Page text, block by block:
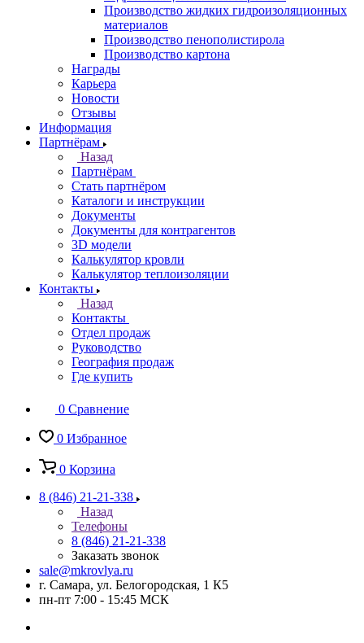
Производство жидких гидроизоляционных
материалов
Производство пенополистирола
Производство картона
Награды
Карьера
Новости
Отзывы
Информация
Партнёрам
Назад
Партнёрам
Стать партнёром
Каталоги и инструкции
Документы
Документы для контрагентов
3D модели
Калькулятор кровли
Калькулятор теплоизоляции
Контакты
Назад
Контакты
Отдел продаж
Руководство
География продаж
Где купить
0 Сравнение
0 Избранное
0 Корзина
8 (846) 21-21-338
Назад
Телефоны
8 (846) 21-21-338
Заказать звонок
sale@mkrovlya.ru
г. Самара, ул. Белогородская, 1 К5
пн-пт 7:00 - 15:45 МСК